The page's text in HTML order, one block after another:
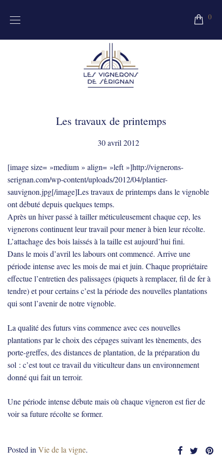
0
Les travaux de printemps
30 avril 2012
[image size= »medium » align= »left »]http://vignerons-
serignan.com/wp-content/uploads/2012/04/plantier-
sauvignon.jpg[/image]Les travaux de printemps dans le vignoble
ont débuté depuis quelques temps.
Après un hiver passé à tailler méticuleusement chaque cep, les
vignerons continuent leur travail pour mener à bien leur récolte.
L’attachage des bois laissés à la taille est aujourd’hui fini.
Dans le mois d’avril les labours ont commencé. Arrive une
période intense avec les mois de mai et juin. Chaque propriétaire
effectue l’entretien des palissages (piquets à remplacer, fil de fer à
tendre) et pour certains c’est la période des nouvelles plantations
qui sont l’avenir de notre vignoble.
La qualité des futurs vins commence avec ces nouvelles
plantations par le choix des cépages suivant les tènements, des
porte-greffes, des distances de plantation, de la préparation du
sol : c’est tout ce travail du viticulteur dans un environnement
donné qui fait un terroir.
Une période intense débute mais où chaque vigneron est fier de
voir sa future récolte se former.
Posted in Vie de la vigne.